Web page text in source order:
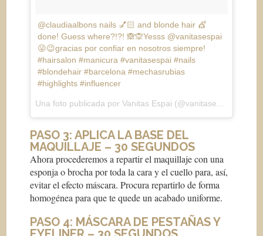
@claudiaalbons nails 💅🏻 and blonde hair 💇
done! Guess where?!?! 🙈🙊Yesss @vanitasespai
😜😉gracias por confiar en nosotros siempre!
#hairsalon #manicura #vanitasespai #nails
#blondehair #barcelona #mechasrubias
#highlights #influencer
PASO 3: APLICA LA BASE DEL
MAQUILLAJE – 30 SEGUNDOS
Ahora procederemos a repartir el maquillaje con una
esponja o brocha por toda la cara y el cuello para, así,
evitar el efecto máscara. Procura repartirlo de forma
homogénea para que te quede un acabado uniforme.
PASO 4: MÁSCARA DE PESTAÑAS Y